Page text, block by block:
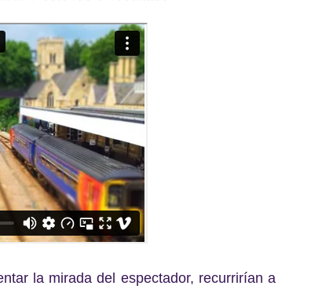
la mirada del espectador, recurrirían a